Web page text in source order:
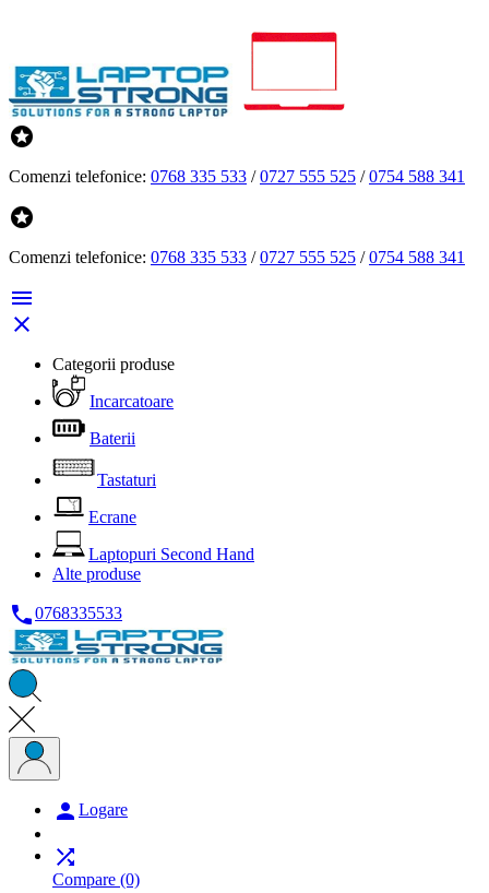

Comenzi telefonice: 0768 335 533 /0727 555 525 /0754 588 341

Comenzi telefonice: 0768 335 533 /0727 555 525 /0754 588 341


Categorii produse
Incarcatoare
Baterii
Tastaturi
Ecrane
Laptopuri Second Hand
Alte produse
0768335533
 Logare

Compare (0)